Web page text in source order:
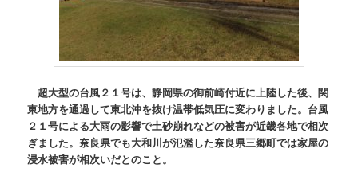
超大型の台風２１号は、静岡県の御前崎付近に上陸した後、関
東地方を通過して東北沖を抜け温帯低気圧に変わりました。台風
２１号による大雨の影響で土砂崩れなどの被害が近畿各地で相次
ぎました。奈良県でも大和川が氾濫した奈良県三郷町では家屋の
浸水被害が相次いだとのこと。